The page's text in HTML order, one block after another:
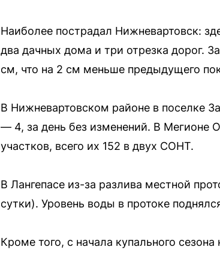
Наиболее пострадал Нижневартовск:
два дачных дома и три отрезка дорог.
см, что на 2 см меньше предыдущего
В Нижневартовском районе в поселке
— 4, за день без изменений. В Мегионе
участков, всего их 152 в двух СОНТ.
В Лангепасе из-за разлива местной
сутки). Уровень воды в протоке
Кроме того, с начала купального